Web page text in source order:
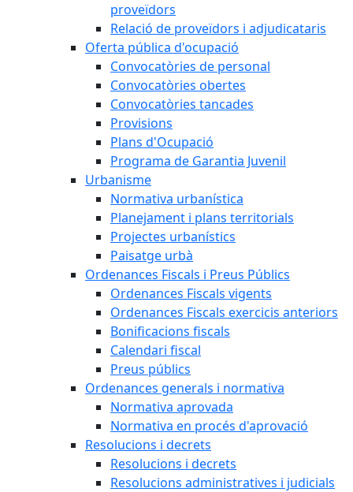
proveïdors
Relació de proveïdors i adjudicataris
Oferta pública d'ocupació
Convocatòries de personal
Convocatòries obertes
Convocatòries tancades
Provisions
Plans d'Ocupació
Programa de Garantia Juvenil
Urbanisme
Normativa urbanística
Planejament i plans territorials
Projectes urbanístics
Paisatge urbà
Ordenances Fiscals i Preus Públics
Ordenances Fiscals vigents
Ordenances Fiscals exercicis anteriors
Bonificacions fiscals
Calendari fiscal
Preus públics
Ordenances generals i normativa
Normativa aprovada
Normativa en procés d'aprovació
Resolucions i decrets
Resolucions i decrets
Resolucions administratives i judicials